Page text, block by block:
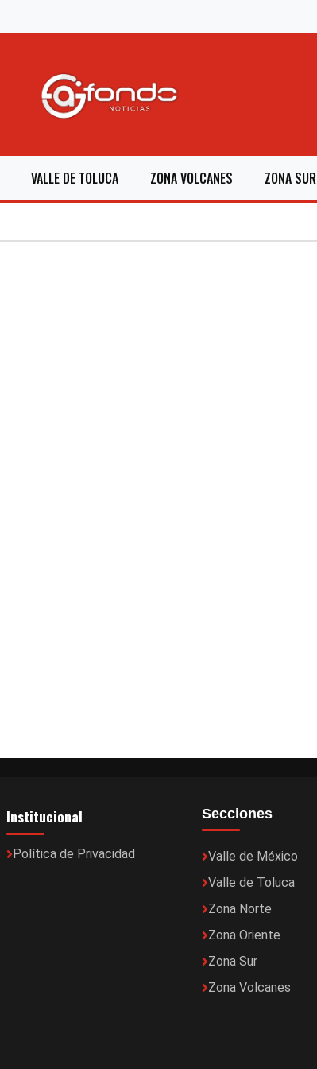
VALLE DE TOLUCA ZONA VOLCANES ZONA SUR
Institucional
Política de Privacidad
Secciones
Valle de México
Valle de Toluca
Zona Norte
Zona Oriente
Zona Sur
Zona Volcanes